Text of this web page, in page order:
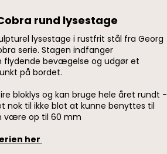
rund lysestage
lysestage i rustfrit stål fra Georg
serie. Stagen indfanger
flydende bevægelse og udgør et
på bordet.
bloklys og kan bruge hele året rundt -
nok til ikke blot at kunne benyttes til
være op til 60 mm
her